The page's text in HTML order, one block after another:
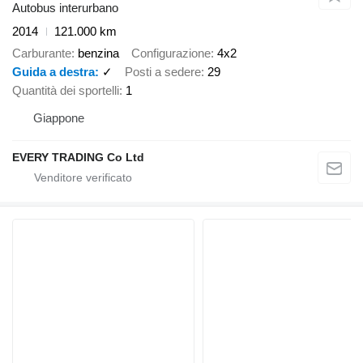
Autobus interurbano
2014
121.000 km
Carburante benzina Configurazione 4x2
Guida a destra
✓ Posti a sedere 29
Quantità dei sportelli 1
Giappone
EVERY TRADING Co Ltd